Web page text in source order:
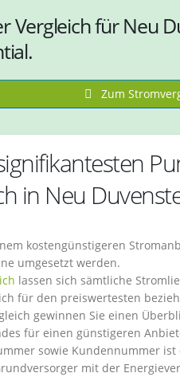
Vergleich für Neu
Zum
in Neu
kostengünstigeren
umgesetzt werden.
lassen sich sämtliche
für den preiswertesten
gewinnen Sie einen
für einen günstigeren
sowie Kundennummer
mit der